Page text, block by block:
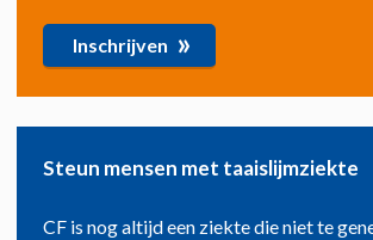
Inschrijven »
Steun mensen met taaislijmziekte
CF is nog altijd een ziekte die niet te